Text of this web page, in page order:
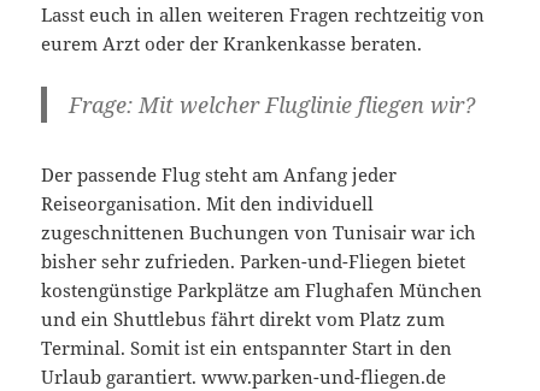
Lasst euch in allen weiteren Fragen rechtzeitig von
eurem Arzt oder der Krankenkasse beraten.
Frage: Mit welcher Fluglinie fliegen wir?
Der passende Flug steht am Anfang jeder
Reiseorganisation. Mit den individuell
zugeschnittenen Buchungen von Tunisair war ich
bisher sehr zufrieden. Parken-und-Fliegen bietet
kostengünstige Parkplätze am Flughafen München
und ein Shuttlebus fährt direkt vom Platz zum
Terminal. Somit ist ein entspannter Start in den
Urlaub garantiert. www.parken-und-fliegen.de